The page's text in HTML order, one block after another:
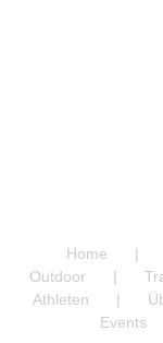
Home
Outdoor
Athleten
Events